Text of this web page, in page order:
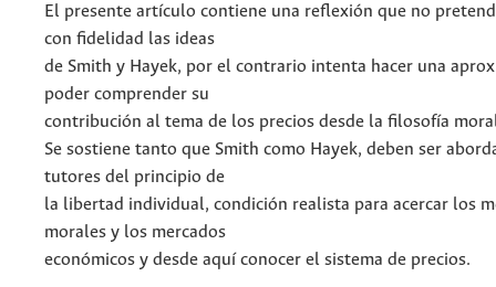
El presente artículo contiene una reflexión que no
con fidelidad las ideas
de Smith y Hayek, por el contrario intenta hacer una
poder comprender su
contribución al tema de los precios desde la filosofía
Se sostiene tanto que Smith como Hayek, deben ser
tutores del principio de
la libertad individual, condición realista para acercar los
morales y los mercados
económicos y desde aquí conocer el sistema de precios.